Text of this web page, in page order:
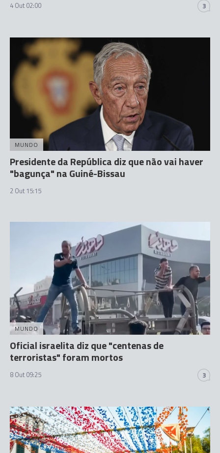
4 Out 02:00 3
MUNDO
Presidente da República diz que não vai haver
"bagunça" na Guiné-Bissau
2 Out 15:15
MUNDO
Oficial israelita diz que "centenas de
terroristas" foram mortos
8 Out 09:25 3